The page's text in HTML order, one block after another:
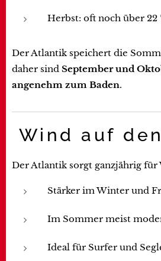
Herbst: oft noch über 22
Der Atlantik speichert die
daher sind September und
angenehm zum Baden.
Wind auf
Der Atlantik sorgt ganzjährig für
Stärker im Winter und
Im Sommer meist
Ideal für Surfer und